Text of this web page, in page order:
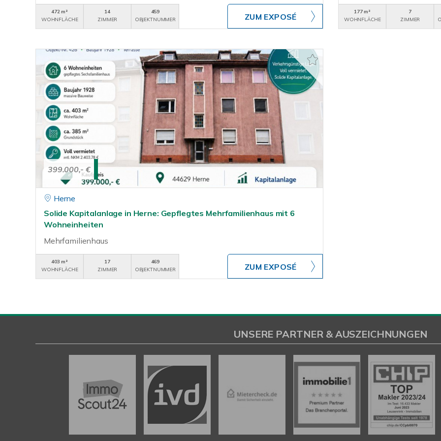
472 m²
WOHNFLÄCHE
14
ZIMMER
459
OBJEKTNUMMER
ZUM EXPOSÉ
177 m²
WOHNFLÄCHE
7
ZIMMER
399.000,- €
Herne
Solide Kapitalanlage in Herne: Gepflegtes Mehrfamilienhaus mit 6
Wohneinheiten
Mehrfamilienhaus
403 m²
WOHNFLÄCHE
17
ZIMMER
469
OBJEKTNUMMER
ZUM EXPOSÉ
UNSERE PARTNER & AUSZEICHNUNGEN